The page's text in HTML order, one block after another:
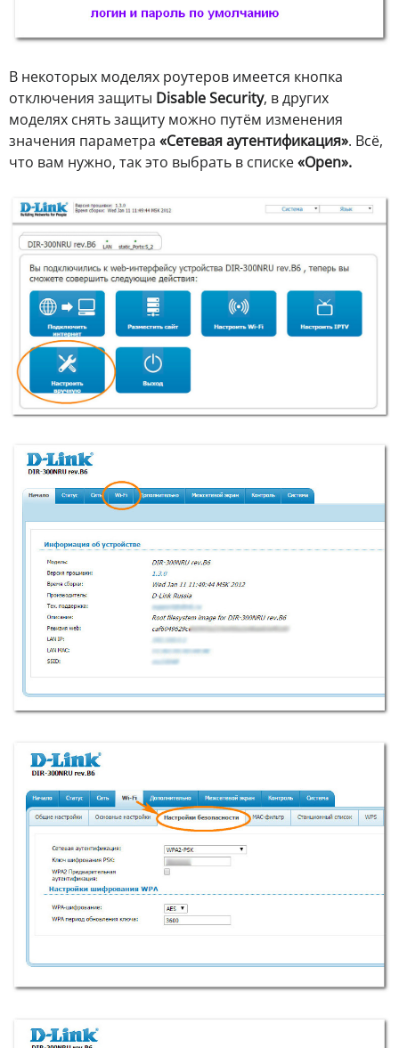
В некоторых моделях роутеров имеется кнопка
отключения защиты Disable Security, в других
моделях снять защиту можно путём изменения
значения параметра «Сетевая аутентификация». Всё,
что вам нужно, так это выбрать в списке«Open».